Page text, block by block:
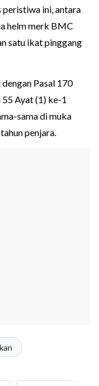
ini, antara
helm merk BMC
satu ikat pinggang
Pasal 170
Ayat (1) ke-1
sama di muka
penjara.